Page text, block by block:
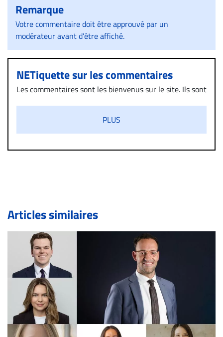
Remarque
Votre commentaire doit être approuvé par un
modérateur avant d’être affiché.
NETiquette sur les commentaires
Les commentaires sont les bienvenus sur le site. Ils sont
diffamatoire. Si malgré cette politique de modération,
un commentaire publié sur le site vous dérange, prenez
immédiatement contact par courriel (info@droit-
de validation, un droit de réponse.
Bien à vous,
La Rédaction de Droit-inc.com
PLUS
Articles similaires